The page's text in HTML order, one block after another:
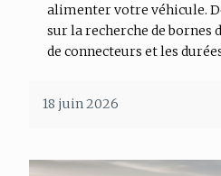
alimenter votre véhicule.
sur la recherche de bornes
de connecteurs et les
18 juin 2026